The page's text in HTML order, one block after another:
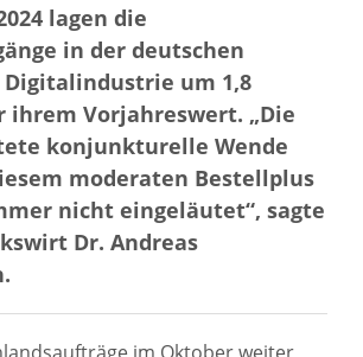
lagen die
in der deutschen
um 1,8
ihrem Vorjahreswert. „Die
konjunkturelle Wende
moderaten Bestellplus
nicht eingeläutet“, sagte
Dr. Andreas